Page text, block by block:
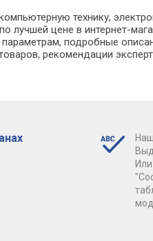
технику,
лучшей цене в интернет-
подробные
рекомендации